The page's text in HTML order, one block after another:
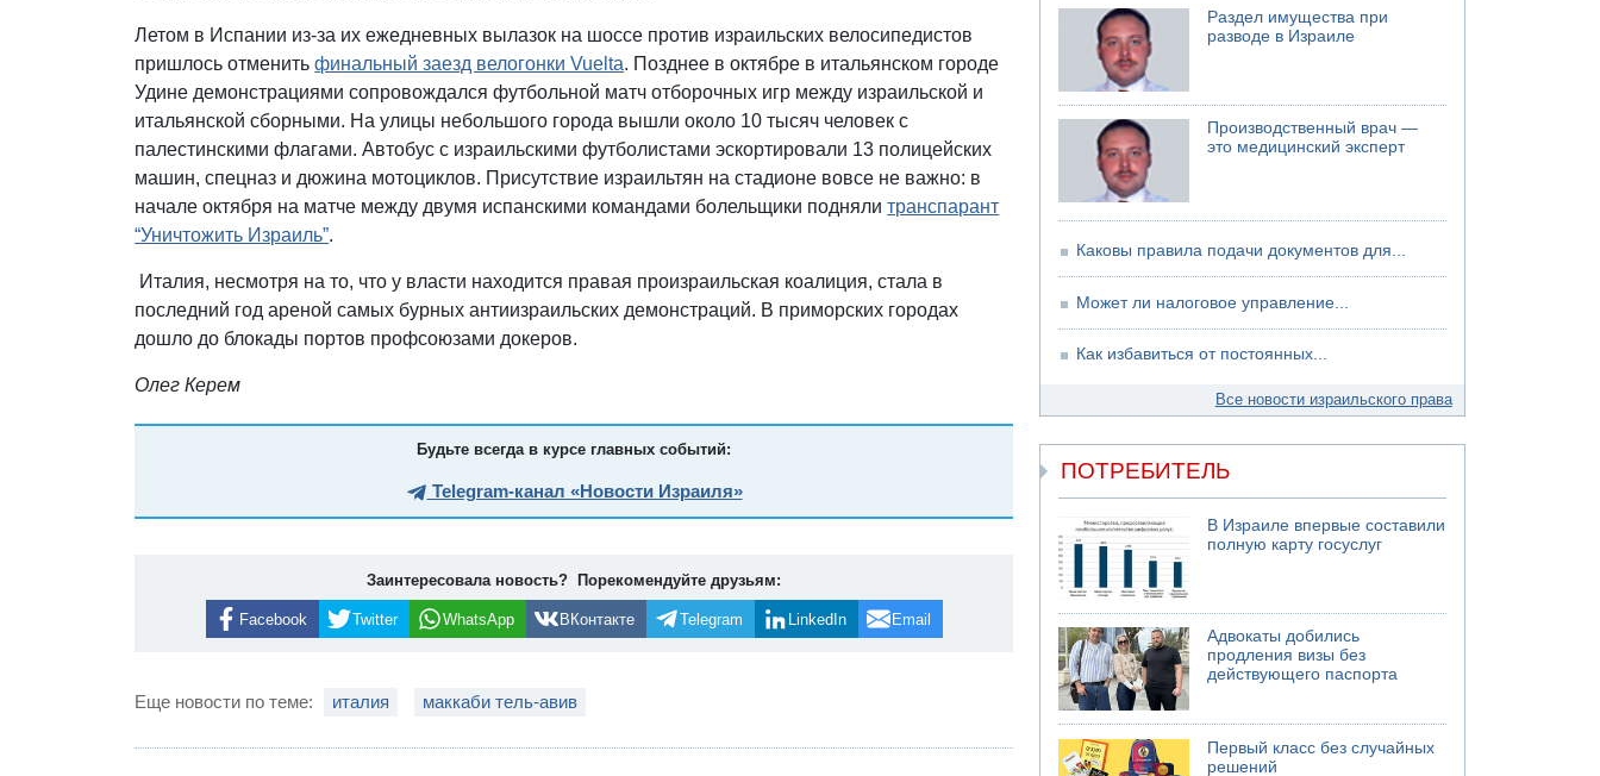
Летом в Испании из-за их ежедневных вылазок на шоссе против израильских велосипедистов
пришлось отменитьфинальный заезд велогонки Vuelta. Позднее в октябре в итальянском городе
Удине демонстрациями сопровождался футбольной матч отборочных игр между израильской и
итальянской сборными. На улицы небольшого города вышли около 10 тысяч человек с
палестинскими флагами. Автобус с израильскими футболистами эскортировали 13 полицейских
машин, спецназ и дюжина мотоциклов. Присутствие израильтян на стадионе вовсе не важно: в
начале октября на матче между двумя испанскими командами болельщики поднялитранспарант
“Уничтожить Израиль”.
Италия, несмотря на то, что у власти находится правая произраильская коалиция, стала в
последний год ареной самых бурных антиизраильских демонстраций. В приморских городах
дошло до блокады портов профсоюзами докеров.
Олег Керем
Будьте всегда в курсе главных событий:
Telegram-канал «Новости Израиля»
Заинтересовала новость? Порекомендуйте друзьям:
Facebook Twitter WhatsApp ВКонтакте Telegram LinkedIn Email
Еще новости по теме: италия маккаби тель-авив
Раздел имущества при
разводе в Израиле
Производственный врач —
это медицинский эксперт
Каковы правила подачи документов для...
Может ли налоговое управление...
Как избавиться от постоянных...
Все новости израильского права
ПОТРЕБИТЕЛЬ
В Израиле впервые составили
полную карту госуслуг
Адвокаты добились
продления визы без
действующего паспорта
Первый класс без случайных
решений